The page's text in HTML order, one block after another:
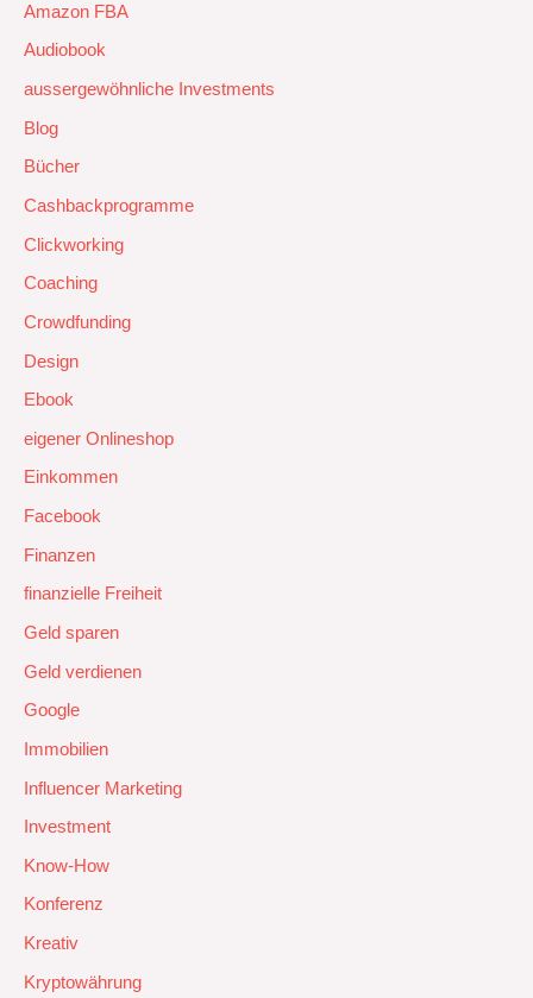
Amazon FBA
Audiobook
aussergewöhnliche Investments
Blog
Bücher
Cashbackprogramme
Clickworking
Coaching
Crowdfunding
Design
Ebook
eigener Onlineshop
Einkommen
Facebook
Finanzen
finanzielle Freiheit
Geld sparen
Geld verdienen
Google
Immobilien
Influencer Marketing
Investment
Know-How
Konferenz
Kreativ
Kryptowährung